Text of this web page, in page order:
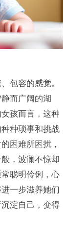
包容的感觉。
而广阔的湖
孩而言，这种
种琐事和挑战
困难所困扰，
，波澜不惊却
聪明伶俐，心
一步滋养她们
淀自己，变得